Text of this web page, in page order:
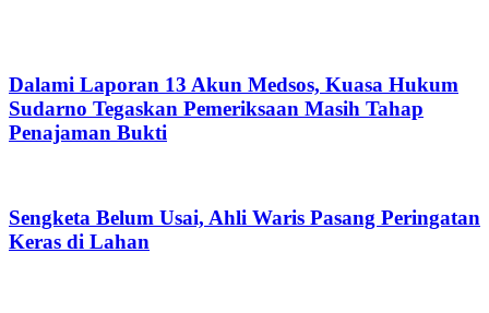
Dalami Laporan 13 Akun Medsos, Kuasa Hukum
Sudarno Tegaskan Pemeriksaan Masih Tahap
Penajaman Bukti
Sengketa Belum Usai, Ahli Waris Pasang Peringatan
Keras di Lahan